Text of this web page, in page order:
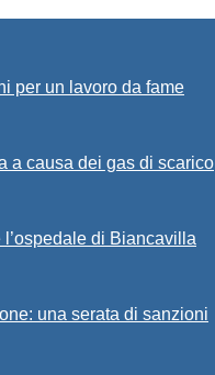
per un lavoro da fame
a causa dei gas di scarico
di Biancavilla
una serata di sanzioni